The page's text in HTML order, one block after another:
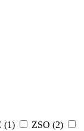
(1) ZSO (2)